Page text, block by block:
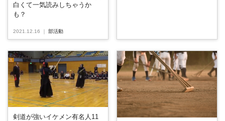
白くて一気読みしちゃうか
も？
2021.12.16 部活動
剣道が強いイケメン有名人11